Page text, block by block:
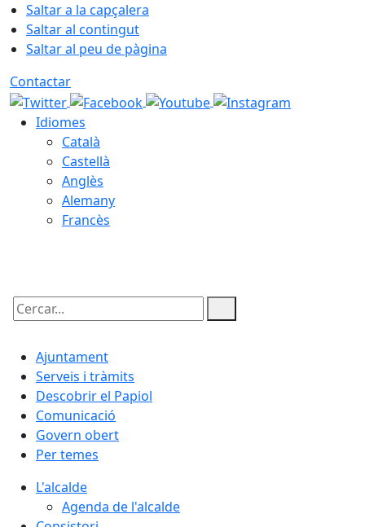
Saltar a la capçalera
Saltar al contingut
Saltar al peu de pàgina
Contactar
Idiomes
Català
Castellà
Anglès
Alemany
Francès
Cercar:
Ajuntament
Serveis i tràmits
Descobrir el Papiol
Comunicació
Govern obert
Per temes
L'alcalde
Agenda de l'alcalde